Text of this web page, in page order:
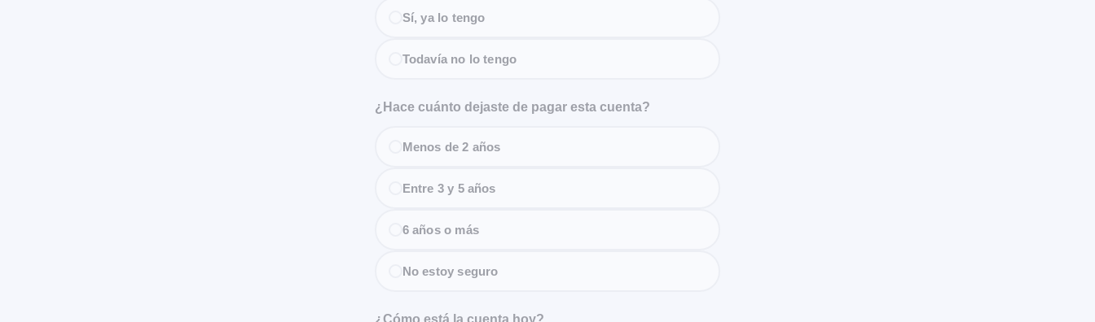
Sí, ya lo tengo
Todavía no lo tengo
¿Hace cuánto dejaste de pagar esta cuenta?
Menos de 2 años
Entre 3 y 5 años
6 años o más
No estoy seguro
¿Cómo está la cuenta hoy?